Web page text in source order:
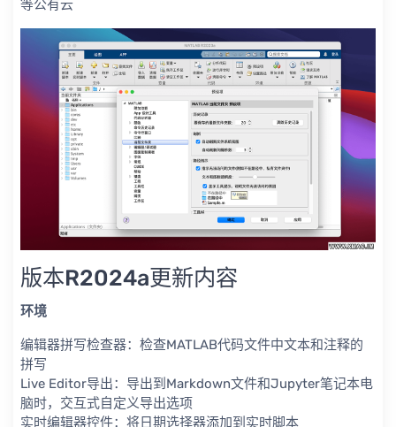
等公有云
版本R2024a更新内容
环境
编辑器拼写检查器：检查MATLAB代码文件中文本和注释的
拼写
Live Editor导出：导出到Markdown文件和Jupyter笔记本电
脑时，交互式自定义导出选项
实时编辑器控件：将日期选择器添加到实时脚本